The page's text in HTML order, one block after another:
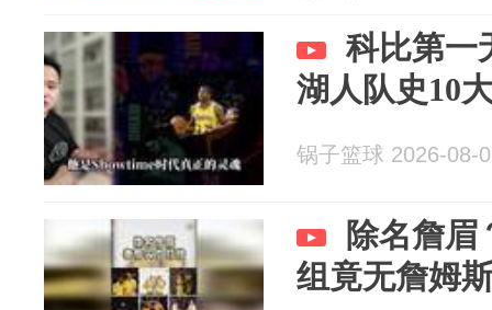
科比第一
湖人队史10
锅子篮球 2026-08-
除名詹眉
组竟无詹姆